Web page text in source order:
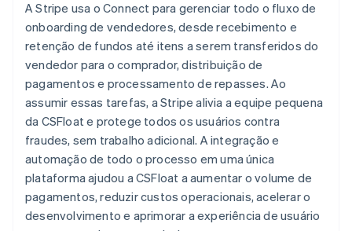
A Stripe usa o Connect para gerenciar todo o fluxo de
onboarding de vendedores, desde recebimento e
retenção de fundos até itens a serem transferidos do
vendedor para o comprador, distribuição de
pagamentos e processamento de repasses. Ao
assumir essas tarefas, a Stripe alivia a equipe pequena
da CSFloat e protege todos os usuários contra
fraudes, sem trabalho adicional. A integração e
automação de todo o processo em uma única
plataforma ajudou a CSFloat a aumentar o volume de
pagamentos, reduzir custos operacionais, acelerar o
desenvolvimento e aprimorar a experiência de usuário